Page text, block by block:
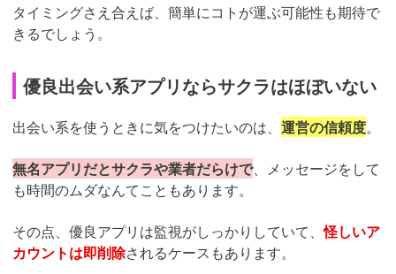
タイミングさえ合えば、簡単にコトが運ぶ可能性も期待で
きるでしょう。
優良出会い系アプリならサクラはほぼいない
出会い系を使うときに気をつけたいのは、 運営の信頼度。
無名アプリだとサクラや業者だらけで、メッセージをして
も時間のムダなんてこともあります。
その点、優良アプリは監視がしっかりしていて、怪しいア
カウントは即削除されるケースもあります。